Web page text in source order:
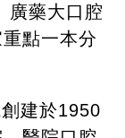
廣藥大口腔
點一本分
建於1950